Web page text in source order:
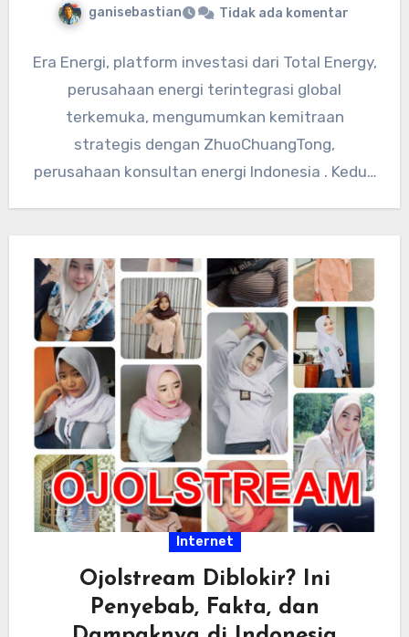
ganisebastian Tidak ada komentar
Era Energi, platform investasi dari Total Energy,
perusahaan energi terintegrasi global
terkemuka, mengumumkan kemitraan
strategis dengan ZhuoChuangTong,
perusahaan konsultan energi Indonesia . Kedua
Internet
Ojolstream Diblokir? Ini
Penyebab, Fakta, dan